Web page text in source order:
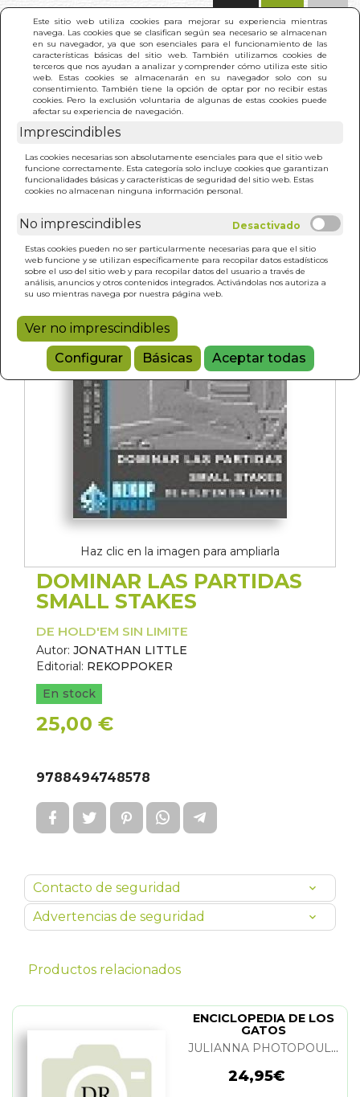
Este sitio web utiliza cookies para mejorar su experiencia mientras
navega. Las cookies que se clasifican según sea necesario se almacenan
en su navegador, ya que son esenciales para el funcionamiento de las
características básicas del sitio web. También utilizamos cookies de
terceros que nos ayudan a analizar y comprender cómo utiliza este sitio
web. Estas cookies se almacenarán en su navegador solo con su
consentimiento. También tiene la opción de optar por no recibir estas
cookies. Pero la exclusión voluntaria de algunas de estas cookies puede
afectar su experiencia de navegación.
Imprescindibles
Las cookies necesarias son absolutamente esenciales para que el sitio web
funcione correctamente. Esta categoría solo incluye cookies que garantizan
funcionalidades básicas y características de seguridad del sitio web. Estas
cookies no almacenan ninguna información personal.
No imprescindibles
Estas cookies pueden no ser particularmente necesarias para que el sitio
web funcione y se utilizan específicamente para recopilar datos estadísticos
sobre el uso del sitio web y para recopilar datos del usuario a través de
análisis, anuncios y otros contenidos integrados. Activándolas nos autoriza a
su uso mientras navega por nuestra página web.
Ver no imprescindibles
Configurar
Básicas Aceptar todas
INICIO >
Haz clic en la imagen para ampliarla
DOMINAR LAS PARTIDAS
SMALL STAKES
DE HOLD'EM SIN LIMITE
Autor: JONATHAN LITTLE
Editorial: REKOPPOKER
En stock
25,00 €
9788494748578
Contacto de seguridad
Advertencias de seguridad
Productos relacionados
ENCICLOPEDIA DE LOS
GATOS
JULIANNA PHOTOPOULOS
24,95€